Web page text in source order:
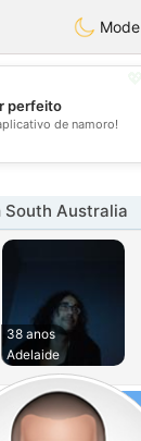
Australia Chat
Mode
💕
perfeito
de namoro!
South Australia
38 anos
Adelaide